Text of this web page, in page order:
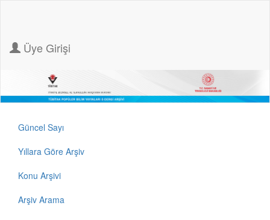
Üye Girişi
Güncel Sayı
Yıllara Göre Arşiv
Konu Arşivi
Arşiv Arama